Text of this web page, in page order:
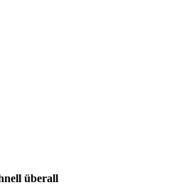
überall